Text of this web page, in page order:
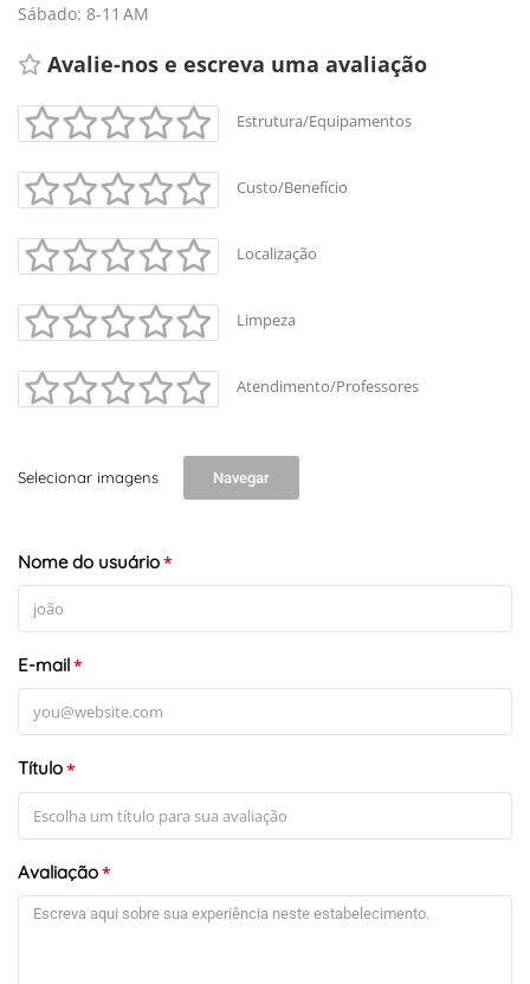
+-
Leaflet
Sábado: 8-11 AM
Avalie-nos e escreva uma avaliação
Estrutura/Equipamentos
Custo/Benefício
Localização
Limpeza
Atendimento/Professores
Selecionar imagens Navegar
Nome do usuário*
E-mail*
Título*
Avaliação*